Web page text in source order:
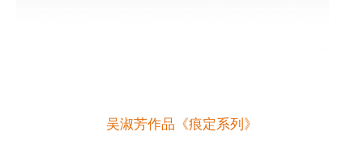
吴淑芳作品《痕定系列》